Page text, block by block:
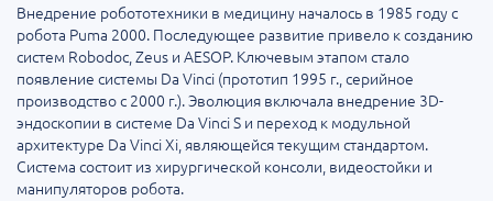
Внедрение робототехники в медицину началось в 1985 году с
робота Puma 2000. Последующее развитие привело к созданию
систем Robodoc, Zeus и AESOP. Ключевым этапом стало
появление системы Da Vinci (прототип 1995 г., серийное
производство с 2000 г.). Эволюция включала внедрение 3D-
эндоскопии в системе Da Vinci S и переход к модульной
архитектуре Da Vinci Xi, являющейся текущим стандартом.
Система состоит из хирургической консоли, видеостойки и
манипуляторов робота.